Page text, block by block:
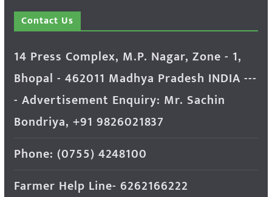
Contact Us
14 Press Complex, M.P. Nagar, Zone - 1,
Bhopal - 462011 Madhya Pradesh INDIA ---
- Advertisement Enquiry: Mr. Sachin
Bondriya, +91 9826021837
Phone: (0755) 4248100
Farmer Help Line- 6262166222